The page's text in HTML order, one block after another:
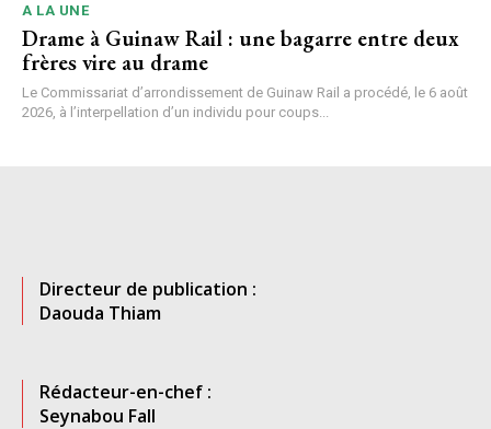
A LA UNE
Drame à Guinaw Rail : une bagarre entre deux
frères vire au drame
Le Commissariat d’arrondissement de Guinaw Rail a procédé, le 6 août
2026, à l’interpellation d’un individu pour coups...
Directeur de publication :
Daouda Thiam
Rédacteur-en-chef :
Seynabou Fall